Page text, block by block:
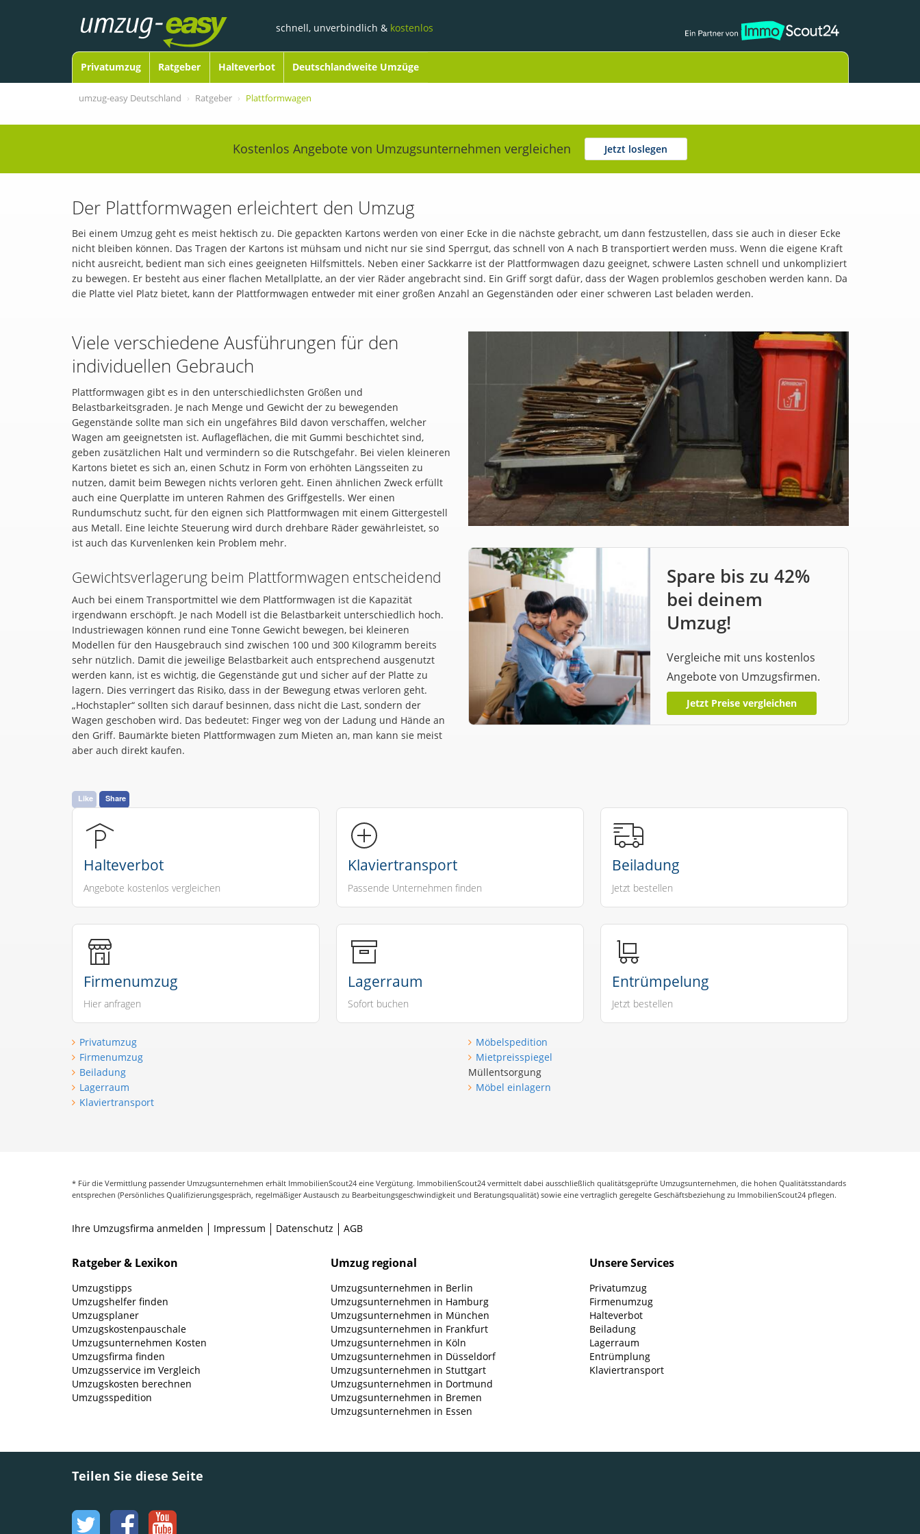
schnell, unverbindlich & kostenlos
Open Navigation
Privatumzug Ratgeber Halteverbot Deutschlandweite Umzüge
umzug-easy Deutschland Ratgeber Plattformwagen
Kostenlos Angebote von Umzugsunternehmen vergleichen Jetzt loslegen
Der Plattformwagen erleichtert den Umzug
Bei einem Umzug geht es meist hektisch zu. Die gepackten Kartons werden von einer Ecke in die nächste gebracht, um dann festzustellen, dass sie auch in dieser Ecke
nicht bleiben können. Das Tragen der Kartons ist mühsam und nicht nur sie sind Sperrgut, das schnell von A nach B transportiert werden muss. Wenn die eigene Kraft
nicht ausreicht, bedient man sich eines geeigneten Hilfsmittels. Neben einer Sackkarre ist der Plattformwagen dazu geeignet, schwere Lasten schnell und unkompliziert
zu bewegen. Er besteht aus einer flachen Metallplatte, an der vier Räder angebracht sind. Ein Griff sorgt dafür, dass der Wagen problemlos geschoben werden kann. Da
die Platte viel Platz bietet, kann der Plattformwagen entweder mit einer großen Anzahl an Gegenständen oder einer schweren Last beladen werden.
Viele verschiedene Ausführungen für den
individuellen Gebrauch
Plattformwagen gibt es in den unterschiedlichsten Größen und
Belastbarkeitsgraden. Je nach Menge und Gewicht der zu bewegenden
Gegenstände sollte man sich ein ungefähres Bild davon verschaffen, welcher
Wagen am geeignetsten ist. Auflageflächen, die mit Gummi beschichtet sind,
geben zusätzlichen Halt und vermindern so die Rutschgefahr. Bei vielen kleineren
Kartons bietet es sich an, einen Schutz in Form von erhöhten Längsseiten zu
nutzen, damit beim Bewegen nichts verloren geht. Einen ähnlichen Zweck erfüllt
auch eine Querplatte im unteren Rahmen des Griffgestells. Wer einen
Rundumschutz sucht, für den eignen sich Plattformwagen mit einem Gittergestell
aus Metall. Eine leichte Steuerung wird durch drehbare Räder gewährleistet, so
ist auch das Kurvenlenken kein Problem mehr.
Gewichtsverlagerung beim Plattformwagen entscheidend
Auch bei einem Transportmittel wie dem Plattformwagen ist die Kapazität
irgendwann erschöpft. Je nach Modell ist die Belastbarkeit unterschiedlich hoch.
Industriewagen können rund eine Tonne Gewicht bewegen, bei kleineren
Modellen für den Hausgebrauch sind zwischen 100 und 300 Kilogramm bereits
sehr nützlich. Damit die jeweilige Belastbarkeit auch entsprechend ausgenutzt
werden kann, ist es wichtig, die Gegenstände gut und sicher auf der Platte zu
lagern. Dies verringert das Risiko, dass in der Bewegung etwas verloren geht.
„Hochstapler“ sollten sich darauf besinnen, dass nicht die Last, sondern der
Wagen geschoben wird. Das bedeutet: Finger weg von der Ladung und Hände an
den Griff. Baumärkte bieten Plattformwagen zum Mieten an, man kann sie meist
aber auch direkt kaufen.
Spare bis zu 42%
bei deinem
Umzug!
Vergleiche mit uns kostenlos
Angebote von Umzugsfirmen.
Jetzt Preise vergleichen
Like Share
Halteverbot
Angebote kostenlos vergleichen
Klaviertransport
Passende Unternehmen finden
Beiladung
Jetzt bestellen
Firmenumzug
Hier anfragen
Lagerraum
Sofort buchen
Entrümpelung
Jetzt bestellen
Privatumzug
Firmenumzug
Beiladung
Lagerraum
Klaviertransport
Möbelspedition
Mietpreisspiegel
Müllentsorgung
Möbel einlagern
* Für die Vermittlung passender Umzugsunternehmen erhält ImmobilienScout24 eine Vergütung. ImmobilienScout24 vermittelt dabei ausschließlich qualitätsgeprüfte Umzugsunternehmen, die hohen Qualitätsstandards
entsprechen (Persönliches Qualifizierungsgespräch, regelmäßiger Austausch zu Bearbeitungsgeschwindigkeit und Beratungsqualität) sowie eine vertraglich geregelte Geschäftsbeziehung zu ImmobilienScout24 pflegen.
Ihre Umzugsfirma anmelden Impressum Datenschutz AGB
Ratgeber & Lexikon
Umzugstipps
Umzugshelfer finden
Umzugsplaner
Umzugskostenpauschale
Umzugsunternehmen Kosten
Umzugsfirma finden
Umzugsservice im Vergleich
Umzugskosten berechnen
Umzugsspedition
Umzug regional
Umzugsunternehmen in Berlin
Umzugsunternehmen in Hamburg
Umzugsunternehmen in München
Umzugsunternehmen in Frankfurt
Umzugsunternehmen in Köln
Umzugsunternehmen in Düsseldorf
Umzugsunternehmen in Stuttgart
Umzugsunternehmen in Dortmund
Umzugsunternehmen in Bremen
Umzugsunternehmen in Essen
Unsere Services
Privatumzug
Firmenumzug
Halteverbot
Beiladung
Lagerraum
Entrümplung
Klaviertransport
Teilen Sie diese Seite